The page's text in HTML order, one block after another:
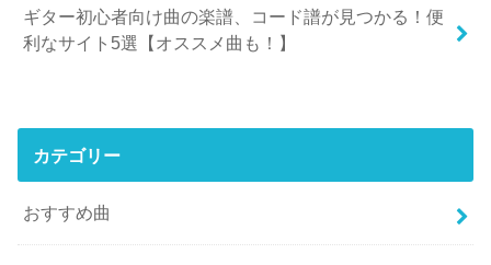
ギター初心者向け曲の楽譜、コード譜が見つかる！便
利なサイト5選【オススメ曲も！】
カテゴリー
おすすめ曲